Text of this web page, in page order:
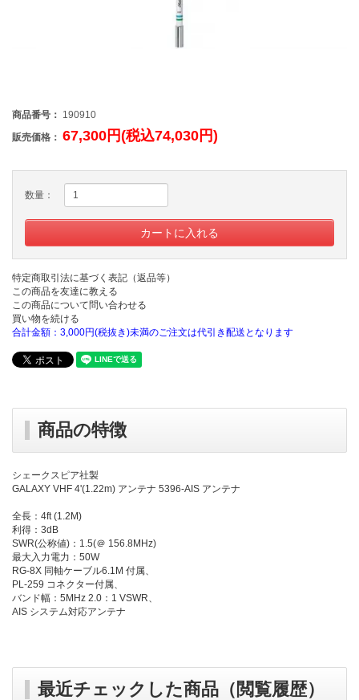
商品番号： 190910
販売価格： 67,300円(税込74,030円)
数量：
特定商取引法に基づく表記（返品等）
この商品を友達に教える
この商品について問い合わせる
買い物を続ける
合計金額：3,000円(税抜き)未満のご注文は代引き配送となります
商品の特徴
シェークスピア社製
GALAXY VHF 4'(1.22m) アンテナ 5396-AIS アンテナ
全長：4ft (1.2M)
利得：3dB
SWR(公称値)：1.5(＠ 156.8MHz)
最大入力電力：50W
RG-8X 同軸ケーブル6.1M 付属、
PL-259 コネクター付属、
バンド幅：5MHz 2.0：1 VSWR、
AIS システム対応アンテナ
最近チェックした商品（閲覧履歴）